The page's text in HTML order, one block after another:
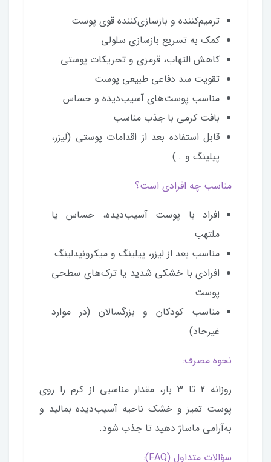
ترمیم‌کننده و بازسازی‌کننده قوی پوست
کمک به تسریع بازسازی سلولی
کاهش التهاب، قرمزی و تحریکات پوستی
تقویت سد دفاعی طبیعی پوست
مناسب پوست‌های آسیب‌دیده و حساس
بافت کرمی با جذب مناسب
قابل استفاده بعد از اقدامات پوستی (لیزر،
پیلینگ و …)
مناسب چه افرادی است؟
افراد با پوست آسیب‌دیده، حساس یا
ملتهب
مناسب بعد از لیزر، پیلینگ و میکرونیدلینگ
افرادی با خشکی شدید یا ترک‌های سطحی
پوست
مناسب کودکان و بزرگسالان (در موارد
غیرحاد)
نحوه مصرف:
روزانه 2 تا 3 بار، مقدار مناسبی از کرم را روی
پوست تمیز و خشک ناحیه آسیب‌دیده بمالید و
به‌آرامی ماساژ دهید تا جذب شود.
سؤالات متداول (FAQ):